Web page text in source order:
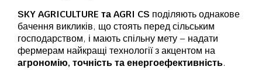
SKY AGRICULTURE та AGRI CS поділяють однакове
бачення викликів, що стоять перед сільським
господарством, і мають спільну мету – надати
фермерам найкращі технології з акцентом на
агрономію, точність та енергоефективність.